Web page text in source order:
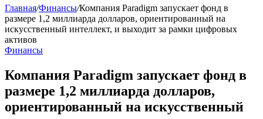
Главная/Финансы/Компания Paradigm запускает фонд в
размере 1,2 миллиарда долларов, ориентированный на
искусственный интеллект, и выходит за рамки цифровых
активов
Финансы
Компания Paradigm запускает фонд в
размере 1,2 миллиарда долларов,
ориентированный на искусственный